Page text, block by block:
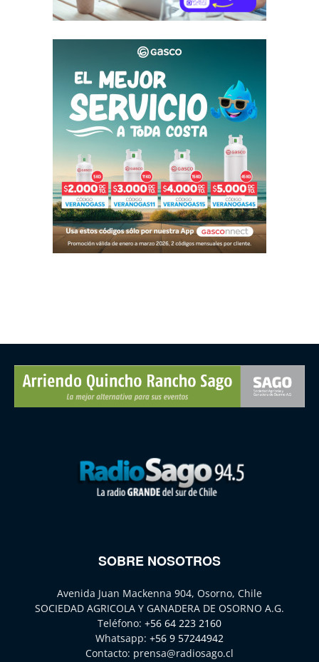
SOBRE NOSOTROS
Avenida Juan Mackenna 904, Osorno, Chile
SOCIEDAD AGRICOLA Y GANADERA DE OSORNO A.G.
Teléfono: +56 64 223 2160
Whatsapp: +56 9 57244942
Contacto: prensa@radiosago.cl